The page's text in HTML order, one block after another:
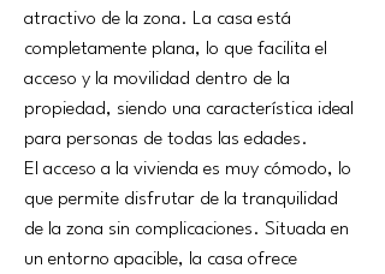
atractivo de la zona. La casa está
completamente plana, lo que facilita el
acceso y la movilidad dentro de la
propiedad, siendo una característica ideal
para personas de todas las edades.
El acceso a la vivienda es muy cómodo, lo
que permite disfrutar de la tranquilidad
de la zona sin complicaciones. Situada en
un entorno apacible, la casa ofrece